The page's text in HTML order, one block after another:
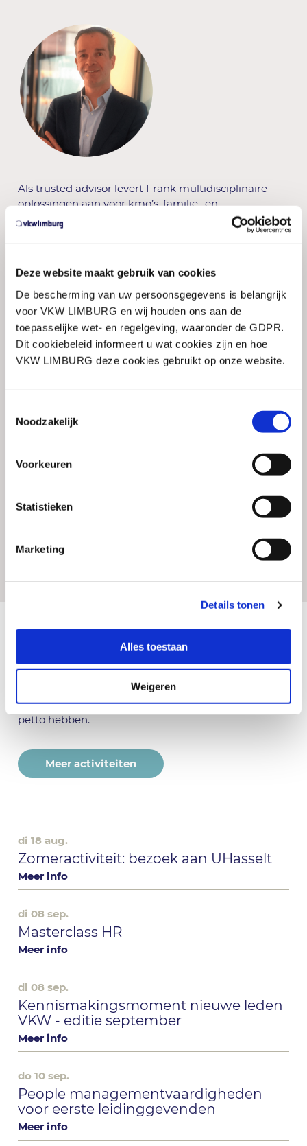
Deze website maakt gebruik van cookies
De bescherming van uw persoonsgegevens is belangrijk
voor VKW LIMBURG en wij houden ons aan de
toepasselijke wet- en regelgeving, waaronder de GDPR.
Dit cookiebeleid informeert u wat cookies zijn en hoe
VKW LIMBURG deze cookies gebruikt op onze website.
Noodzakelijk
Voorkeuren
Statistieken
Marketing
Details tonen
Alles toestaan
Weigeren
Als trusted advisor levert Frank multidisciplinaire
oplossingen aan voor kmo’s, familie- en
groeibedrijven. Digital Accountant en de transitie
naar digitale toepassingen, zowel in- als extern is zijn
topprioriteit. Tevens begeleidt hij klanten en
strategisch niveau.
PRAKTISCH
Timing:Elke sessie gaat door van 8.30 tot 12.30 uur.
klaar. 's Middags voorzien we een lichte lunch.
Prijs:
Niet leden: € 430,00 (excl. btw) per persoon.
erkenningsnummer: DV.O107340).
Kosteloos annuleren kan schriftelijk tot en met
Kalender.
Grijp uw kans om te groeien.
Ontdek wat we allemaal voor u in
petto hebben.
Meer activiteiten
di 18 aug.
Zomeractiviteit: bezoek aan UHasselt
Meer info
di 08 sep.
Masterclass HR
Meer info
di 08 sep.
Kennismakingsmoment nieuwe leden
VKW - editie september
Meer info
do 10 sep.
People managementvaardigheden
voor eerste leidinggevenden
Meer info